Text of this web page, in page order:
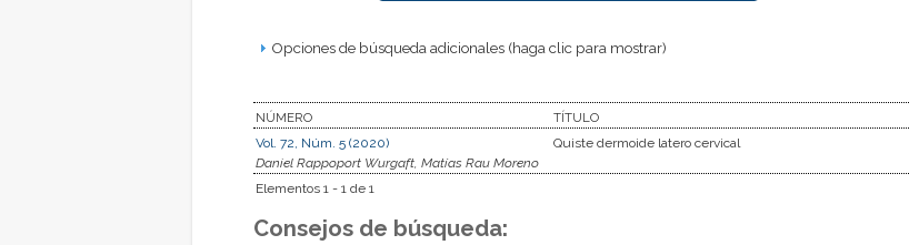
Opciones de búsqueda adicionales (haga clic para mostrar)
NÚMERO
TÍTULO
Vol. 72, Núm. 5 (2020)
Quiste dermoide latero cervical
Daniel Rappoport Wurgaft, Matías Rau Moreno
Elementos 1 - 1 de 1
Consejos de búsqueda: